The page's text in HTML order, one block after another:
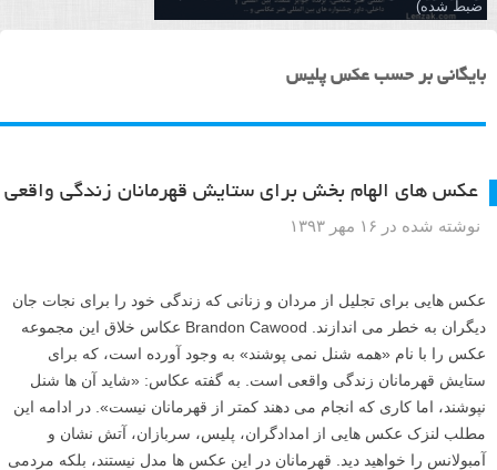
ضبط شده)
بایگانی بر حسب عکس پلیس
عکس های الهام بخش برای ستایش قهرمانان زندگی واقعی
نوشته شده در ۱۶ مهر ۱۳۹۳
عکس هایی برای تجلیل از مردان و زنانی که زندگی خود را برای نجات جان
دیگران به خطر می اندازند. Brandon Cawood عکاس خلاق این مجموعه
عکس را با نام «همه شنل نمی پوشند» به وجود آورده است، که برای
ستایش قهرمانان زندگی واقعی است. به گفته عکاس: «شاید آن ها شنل
نپوشند، اما کاری که انجام می دهند کمتر از قهرمانان نیست». در ادامه این
مطلب لنزک عکس هایی از امدادگران، پلیس، سربازان، آتش نشان و
آمبولانس را خواهید دید. قهرمانان در این عکس ها مدل نیستند، بلکه مردمی